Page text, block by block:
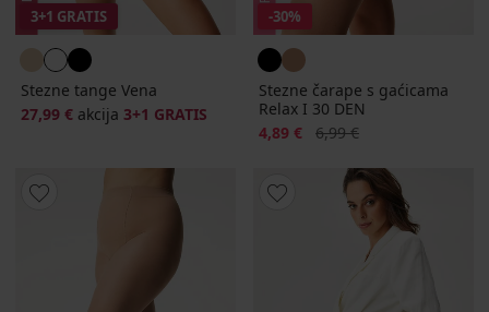
3+1 GRATIS
Stezne tange Vena
27,99 € akcija 3+1 GRATIS
-30%
Stezne čarape s gaćicama
Relax I 30 DEN
Popust
4,89 € Prvobitna cijena
6,99 €